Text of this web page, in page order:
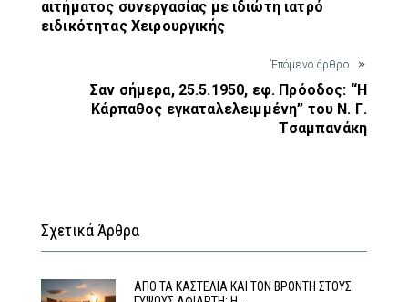
αιτήματος συνεργασίας με ιδιώτη ιατρό
ειδικότητας Χειρουργικής
Έπόμενο άρθρο
Σαν σήμερα, 25.5.1950, εφ. Πρόοδος: “Η
Κάρπαθος εγκαταλελειμμένη” του Ν. Γ.
Τσαμπανάκη
Σχετικά Άρθρα
ΑΠΟ ΤΑ ΚΑΣΤΕΛΙΑ ΚΑΙ ΤΟΝ ΒΡΟΝΤΗ ΣΤΟΥΣ